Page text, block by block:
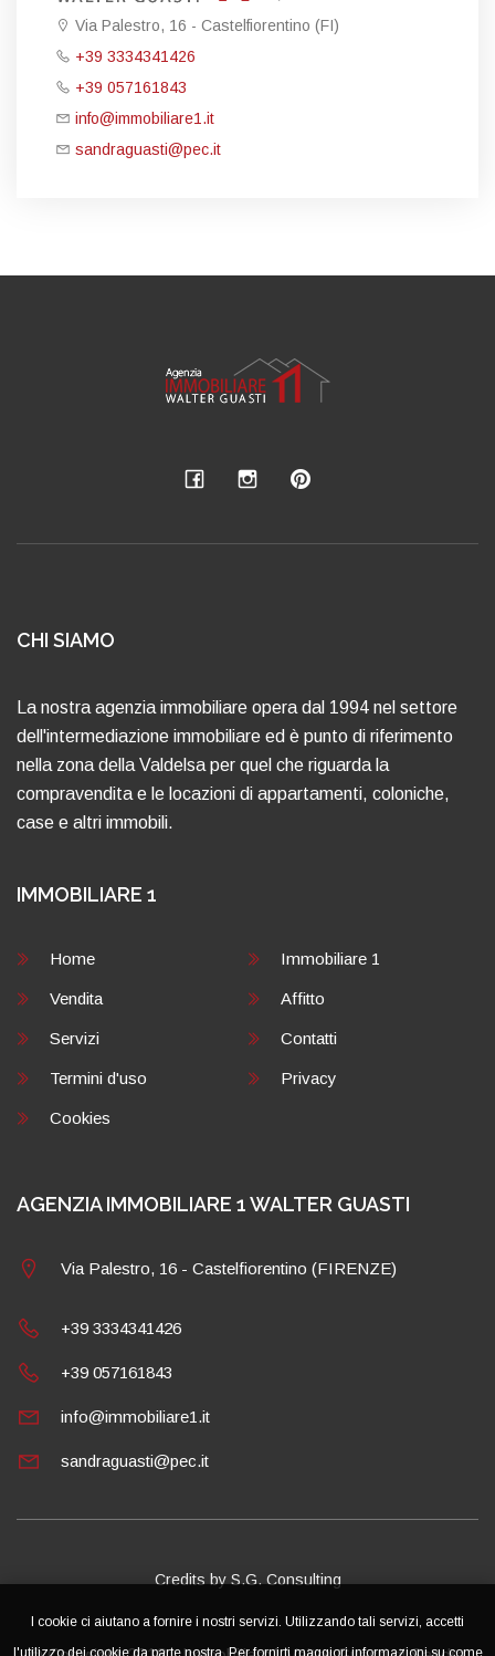
Via Palestro, 16 - Castelfiorentino (FI)
+39 3334341426
+39 057161843
info@immobiliare1.it
sandraguasti@pec.it
CHI SIAMO
La nostra agenzia immobiliare opera dal 1994 nel settore
dell'intermediazione immobiliare ed è punto di riferimento
nella zona della Valdelsa per quel che riguarda la
compravendita e le locazioni di appartamenti, coloniche,
case e altri immobili.
IMMOBILIARE 1
Home Immobiliare 1
Vendita Affitto
Servizi Contatti
Termini d'uso Privacy
Cookies
AGENZIA IMMOBILIARE 1 WALTER GUASTI
Via Palestro, 16 - Castelfiorentino (FIRENZE)
+39 3334341426
+39 057161843
info@immobiliare1.it
sandraguasti@pec.it
Credits by S.G. Consulting
I cookie ci aiutano a fornire i nostri servizi. Utilizzando tali servizi, accetti
l'utilizzo dei cookie da parte nostra. Per fornirti maggiori informazioni su come